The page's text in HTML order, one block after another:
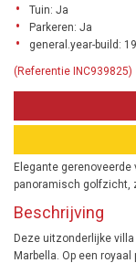
Tuin: Ja
Parkeren: Ja
general.year-build:
(Referentie INC939825)
Elegante
panoramisch golfzicht,
Beschrijving
Deze uitzonderlijke
Marbella. Op een